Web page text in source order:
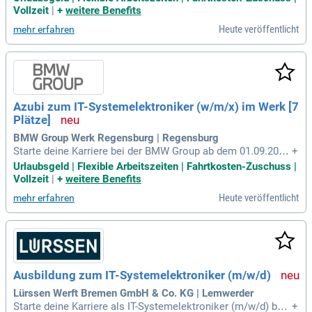
prozess ab dem 01.09.2027. Voraussetzung sind gute Deuts
ktiven Vergütungen, Weihnachts- und Urlaubsgeld sowie her
vorragenden Übernahmechancen. Genießen Sie flexible Arb
eitszeiten, persönliche Förderung und zahlreiche Entwicklun
gsmöglichkeiten. Außerdem bieten wir vergünstigte Azubi-
Wohnheime in München und eine Vielzahl an Freizeitangebo
ten. Erfahren Sie mehr über die Vorteile und Benefits unter b
mw.jobs/waswirbieten.
Vollzeit | + weitere Benefits
mehr erfahren Heute veröffentlicht
Azubi zum IT-Systemelektroniker (w/m/x) im Werk [7
Plätze]
BMW Group Werk Regensburg | Regensburg
Starte deine Karriere bei der BMW Group ab dem 01.09.202
7! Du benötigst gute Deutschkenntnisse und mindestens die
Mittlere Reife. Unsere Auswahl basiert auf Persönlichkeit, E
attraktive Vergütung, Weihnachts- und Urlaubsgeld sowie fle
xible Arbeitszeiten. Zudem bieten wir hervorragende Überna
hmechancen und vielfältige Entwicklungsmöglichkeiten. Pr
ofitiere von Mitarbeiterrabatten, betrieblichen Gesundheitsa
ngeboten und weiteren Vergünstigungen, die deine Ausbildu
ng unvergesslich machen!
+
Urlaubsgeld | Flexible Arbeitszeiten | Fahrtkosten-Zuschuss |
Vollzeit | + weitere Benefits
mehr erfahren Heute veröffentlicht
Ausbildung zum IT-Systemelektroniker (m/w/d)
Lürssen Werft Bremen GmbH & Co. KG | Lemwerder
Starte deine Karriere als IT-Systemelektroniker (m/w/d) bei +